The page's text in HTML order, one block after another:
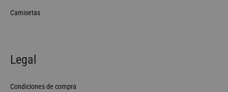
Camisetas
Legal
Condiciones de compra